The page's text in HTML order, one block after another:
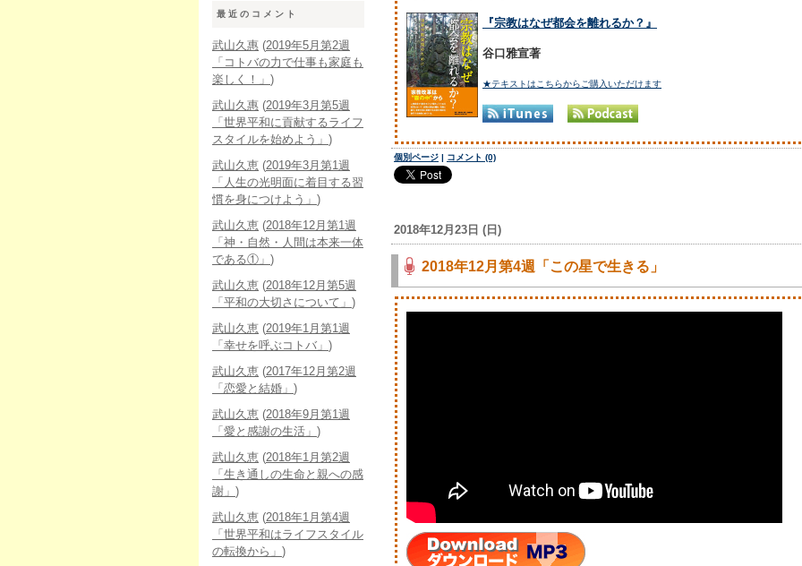
最近のコメント
武山久惠 (2019年5月第2週
「コトバの力で仕事も家庭も
楽しく！」 )
武山久惠 (2019年3月第5週
「世界平和に貢献するライフ
スタイルを始めよう」 )
武山久恵 (2019年3月第1週
「人生の光明面に着目する習
慣を身につけよう」 )
武山久恵 (2018年12月第1週
「神・自然・人間は本来一体
である①」 )
武山久恵 (2018年12月第5週
「平和の大切さについて」 )
武山久恵 (2019年1月第1週
「幸せを呼ぶコトバ」 )
武山久恵 (2017年12月第2週
「恋愛と結婚」 )
武山久恵 (2018年9月第1週
「愛と感謝の生活」 )
武山久恵 (2018年1月第2週
「生き通しの生命と親への感
謝」 )
武山久恵 (2018年1月第4週
「世界平和はライフスタイル
の転換から」 )
『宗教はなぜ都会を離れるか？』
谷口雅宣著
★テキストはこちらからご購入いただけます
個別ページ | コメント (0)
2018年12月23日 (日)
2018年12月第4週「この星で生きる」